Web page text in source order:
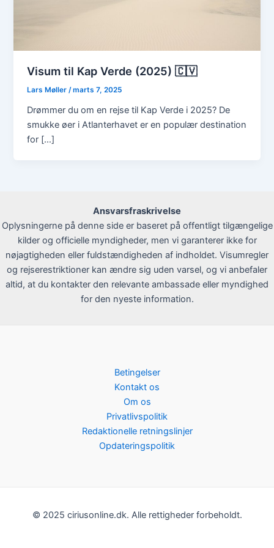
Visum til Kap Verde (2025) 🇨🇻
Lars Møller/marts 7, 2025
Drømmer du om en rejse til Kap Verde i 2025? De
smukke øer i Atlanterhavet er en populær destination
for […]
Ansvarsfraskrivelse
Oplysningerne på denne side er baseret på offentligt tilgængelige
kilder og officielle myndigheder, men vi garanterer ikke for
nøjagtigheden eller fuldstændigheden af indholdet. Visumregler
og rejserestriktioner kan ændre sig uden varsel, og vi anbefaler
altid, at du kontakter den relevante ambassade eller myndighed
for den nyeste information.
Betingelser
Kontakt os
Om os
Privatlivspolitik
Redaktionelle retningslinjer
Opdateringspolitik
© 2025 ciriusonline.dk. Alle rettigheder forbeholdt.